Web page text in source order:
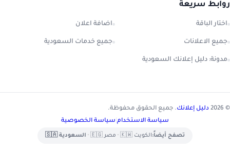
روابط سريعة
اختار الباقة اضافة اعلان
جميع الاعلانات جميع خدمات السعودية
مدونة: دليل إعلانك السعودية
© 2026 دليل إعلانك. جميع الحقوق محفوظة.
سياسة الاستخدام سياسة الخصوصية
تصفح أيضاً:الكويت 🇰🇼 • مصر 🇪🇬 • السعودية 🇸🇦